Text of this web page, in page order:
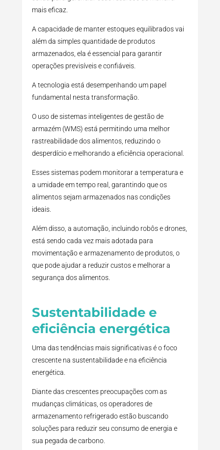
mais eficaz.
A capacidade de manter estoques equilibrados vai
além da simples quantidade de produtos
armazenados, ela é essencial para garantir
operações previsíveis e confiáveis.
A tecnologia está desempenhando um papel
fundamental nesta transformação.
O uso de sistemas inteligentes de gestão de
armazém (WMS) está permitindo uma melhor
rastreabilidade dos alimentos, reduzindo o
desperdício e melhorando a eficiência operacional.
Esses sistemas podem monitorar a temperatura e
a umidade em tempo real, garantindo que os
alimentos sejam armazenados nas condições
ideais.
Além disso, a automação, incluindo robôs e drones,
está sendo cada vez mais adotada para
movimentação e armazenamento de produtos, o
que pode ajudar a reduzir custos e melhorar a
segurança dos alimentos.
Sustentabilidade e
eficiência energética
Uma das tendências mais significativas é o foco
crescente na sustentabilidade e na eficiência
energética.
Diante das crescentes preocupações com as
mudanças climáticas, os operadores de
armazenamento refrigerado estão buscando
soluções para reduzir seu consumo de energia e
sua pegada de carbono.